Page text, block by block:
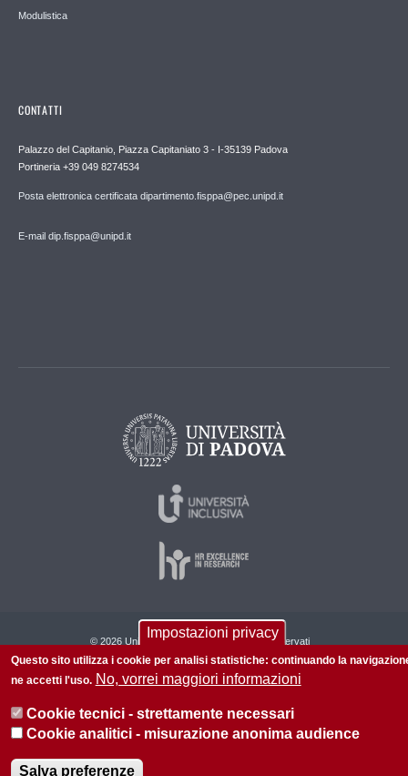
Modulistica
CONTATTI
Palazzo del Capitanio, Piazza Capitaniato 3 - I-35139 Padova
Portineria +39 049 8274534
Posta elettronica certificata dipartimento.fisppa@pec.unipd.it
E-mail dip.fisppa@unipd.it
© 2026 Università di Padova - Tutti i diritti riservati
P.I. 00742430283 C.F. 80006480281
Impostazioni privacy
Questo sito utilizza i cookie per analisi statistiche: continuando la
ne accetti l'uso. No, vorrei maggiori informazioni
Cookie tecnici - strettamente necessari
Cookie analitici - misurazione anonima audience
Salva preferenze